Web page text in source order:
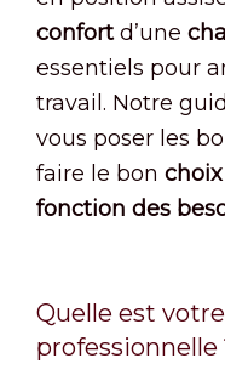
confortd’une
essentiels pour
travail. Notre
vous poser les
faire le bon
fonction des
Quelle est
professionnelle